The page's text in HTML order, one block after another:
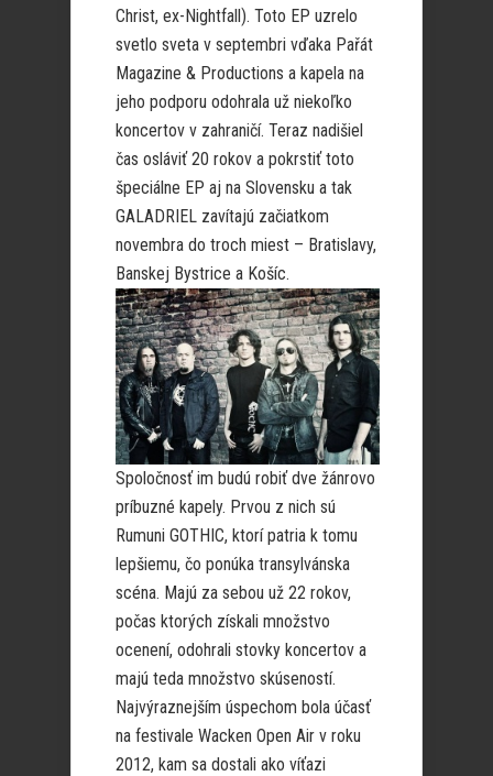
Christ, ex-Nightfall). Toto EP uzrelo
svetlo sveta v septembri vďaka Pařát
Magazine & Productions a kapela na
jeho podporu odohrala už niekoľko
koncertov v zahraničí. Teraz nadišiel
čas osláviť 20 rokov a pokrstiť toto
špeciálne EP aj na Slovensku a tak
GALADRIEL zavítajú začiatkom
novembra do troch miest – Bratislavy,
Banskej Bystrice a Košíc.
Spoločnosť im budú robiť dve žánrovo
príbuzné kapely. Prvou z nich sú
Rumuni GOTHIC, ktorí patria k tomu
lepšiemu, čo ponúka transylvánska
scéna. Majú za sebou už 22 rokov,
počas ktorých získali množstvo
ocenení, odohrali stovky koncertov a
majú teda množstvo skúseností.
Najvýraznejším úspechom bola účasť
na festivale Wacken Open Air v roku
2012, kam sa dostali ako víťazi